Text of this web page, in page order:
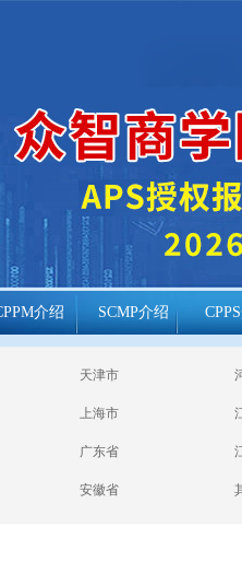
介绍 SCMP介绍
天津市
上海市
广东省
安徽省